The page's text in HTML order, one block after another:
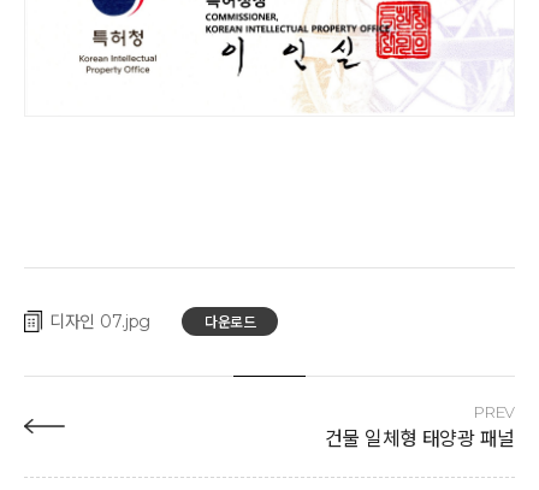
디자인 07 다운로드
PREV
건물 일체형 태양광 패널